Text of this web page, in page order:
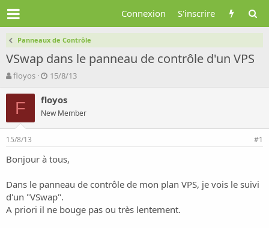
Connexion S'inscrire
Panneaux de Contrôle
VSwap dans le panneau de contrôle d'un VPS
A
t
r
d
l
d
i
c
floyos
D
t
e
d
e
b
t
15/8/13
F floyos
New Member
15/8/13 #1
Bonjour à tous,
Dans le panneau de contrôle de mon plan VPS, je vois le suivi
d'un "VSwap".
A priori il ne bouge pas ou très lentement.